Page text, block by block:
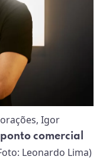
Igor
ponto comercial
Leonardo Lima)